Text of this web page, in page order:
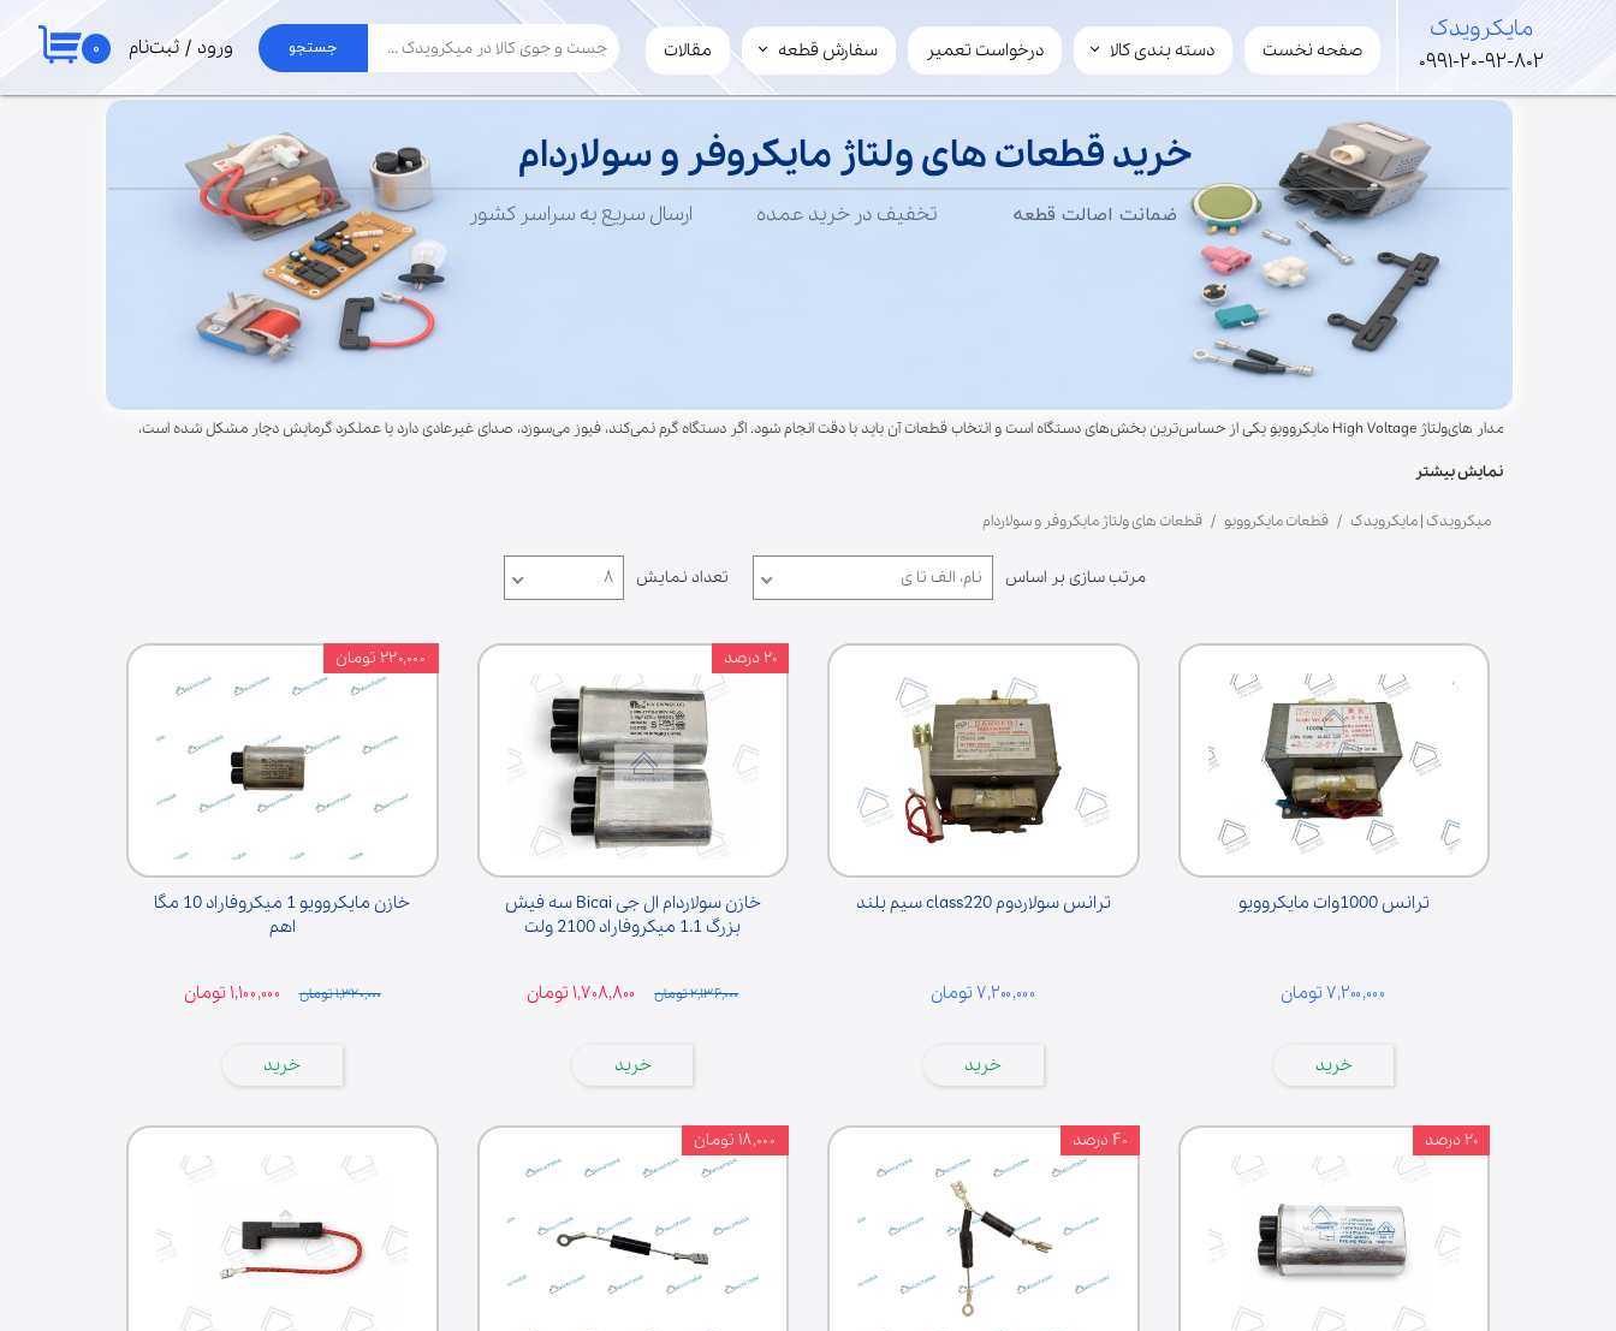
جستجو
​مایکرویدک
صفحه نخست دسته بندی کالا
قطعات های ولتاژ
لوازم جانبی مایکروفر
مگنترون
ترانس
شفت
موتور گردان
فیوز | دیود | لامپ | فیوز حرارتی
میکروسوییچ
تیغ
مارپیچ
برد جاروبرقی الجی
موتور جاروبرقی
لوله و خرطومی
پاکت جارو برقی
لوازم مخلوط کن
قطعات مخلوط‌کن
دنده مخلوط‌کن
گوشت‌کوب برقی
درخواست تعمیر سفارش قطعه
سفارش عمده
فروش قطعه به میکرویدک
مقالات ورود / ثبت‌نام
حساب کاربری من
سفارشات
خروج از حساب
۰ 0991-20-92-802​مایکرویدک
میکرویدک | مایکرویدک قطعات مایکروویو قطعات های ولتاژ مایکروفر و سولاردام
مرتب سازی بر اساس نام، الف تا ی تعداد نمایش ۸
ترانس 1000وات مایکروویو
۷,۲۰۰,۰۰۰ تومان
خرید
ترانس سولاردوم class220 سیم بلند
۷,۲۰۰,۰۰۰ تومان
خرید
خازن سولاردام ال جی Bicai سه فیش
بزرگ 1.1 میکروفاراد 2100 ولت
۲,۱۳۶,۰۰۰ تومان ۱,۷۰۸,۸۰۰ تومان
خرید
۲۰ درصد
خازن مایکروویو 1 میکروفاراد 10 مگا
اهم
۱,۳۲۰,۰۰۰ تومان ۱,۱۰۰,۰۰۰ تومان
خرید
۲۲۰,۰۰۰ تومان
۲۰ درصد ۴۰ درصد ۱۸,۰۰۰ تومان
خرید قطعات های ولتاژ مایکروفر و سولاردام
ضمانت اصالت قطعه ارسال سریع به سراسر کشور تخفیف در خرید عمده
مدار های‌ولتاژ High Voltage مایکروویو یکی از حساس‌ترین بخش‌های دستگاه است و انتخاب قطعات آن باید با دقت انجام شود. اگر دستگاه گرم نمی‌کند، فیوز می‌سوزد، صدای غیرعادی دارد یا عملکرد گرمایش دچار مشکل شده است،
نمایش بیشتر